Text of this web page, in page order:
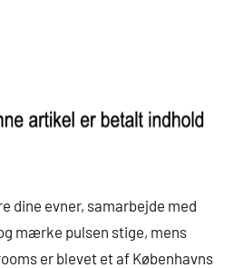
dine evner, samarbejde med
mærke pulsen stige, mens
er blevet et af Københavns